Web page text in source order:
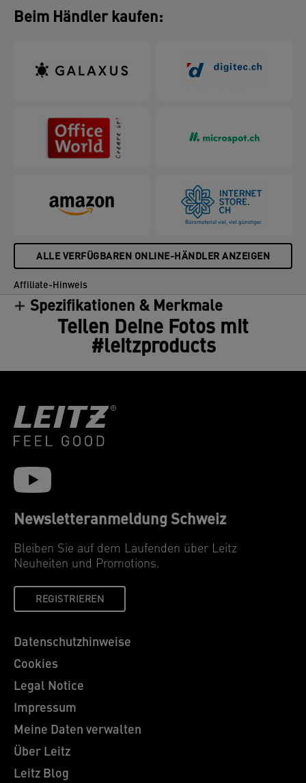
Beim Händler kaufen:
ALLE VERFÜGBAREN ONLINE-HÄNDLER ANZEIGEN
Affiliate-Hinweis
Spezifikationen & Merkmale
Teilen Deine Fotos mit
#leitzproducts
Newsletteranmeldung Schweiz
Bleiben Sie auf dem Laufenden über Leitz
Neuheiten und Promotions.
REGISTRIEREN
Datenschutzhinweise
Cookies
Legal Notice
Impressum
Meine Daten verwalten
Über Leitz
Leitz Blog